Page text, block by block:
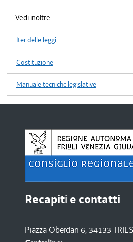
Vedi inoltre
Iter delle leggi
Costituzione
Manuale tecniche legislative
Recapiti e contatti
Piazza Oberdan 6, 34133